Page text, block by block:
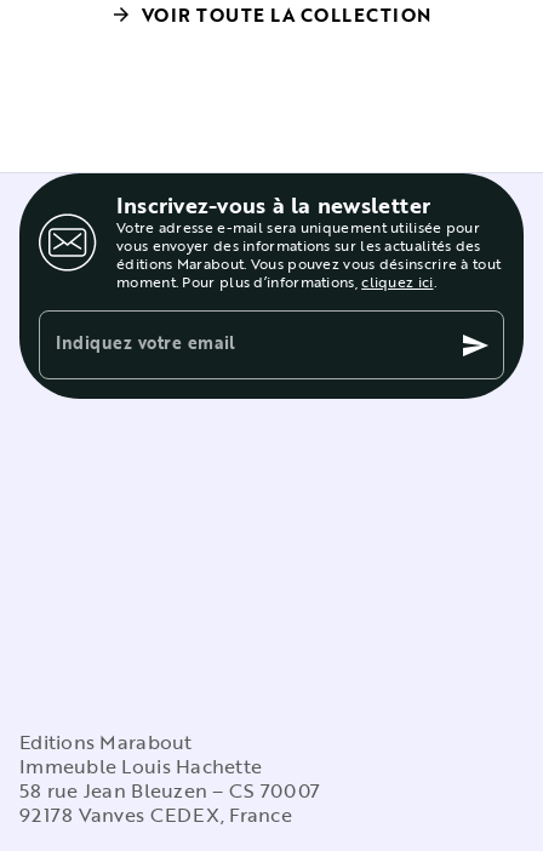
arrow_forward VOIR TOUTE LA COLLECTION
Inscrivez-vous à la newsletter
Votre adresse e-mail sera uniquement utilisée pour
vous envoyer des informations sur les actualités des
éditions Marabout. Vous pouvez vous désinscrire à tout
moment. Pour plus d’informations,cliquez ici.
Indiquez votre email send
Editions Marabout
Immeuble Louis Hachette
58 rue Jean Bleuzen – CS 70007
92178 Vanves CEDEX, France